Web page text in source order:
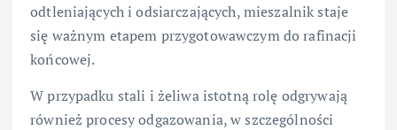
odtleniających i odsiarczających, mieszalnik staje
się ważnym etapem przygotowawczym do rafinacji
końcowej.
W przypadku stali i żeliwa istotną rolę odgrywają
również procesy odgazowania, w szczególności